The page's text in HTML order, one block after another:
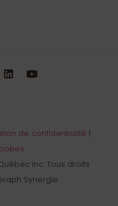
de confidentialité |
Inc. Tous droits
Synergie.